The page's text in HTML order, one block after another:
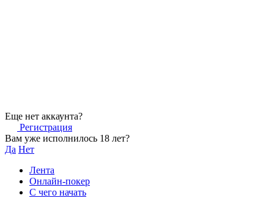
Еще нет аккаунта?
Регистрация
Вам уже исполнилось 18 лет?
Да Нет
Лента
Онлайн-покер
С чего начать